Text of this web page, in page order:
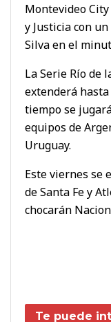
Montevideo
y Justicia con
Silva en el
La Serie Río de
extenderá hasta
tiempo se
equipos de
Uruguay.
Este viernes se
de Santa Fe y
chocarán
Te puede